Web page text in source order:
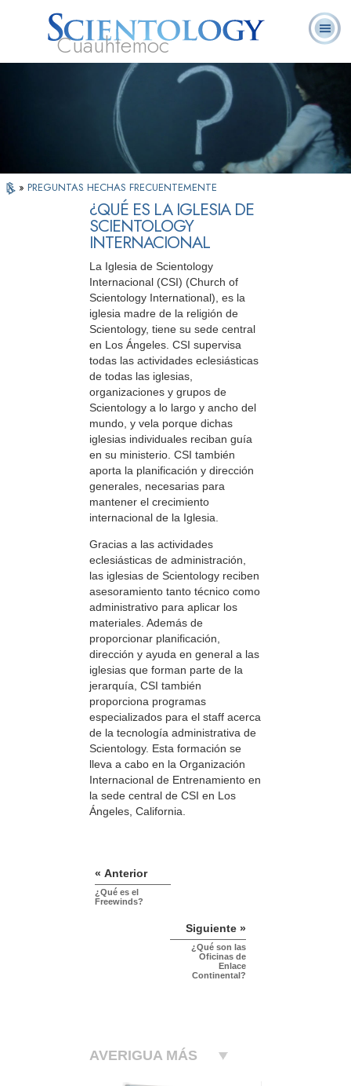
Cuauhtemoc
¿Qué es
Scientology?
Ministros
Voluntarios
Preguntas
Frecuentes
» PREGUNTAS HECHAS FRECUENTEMENTE
¿QUÉ ES LA IGLESIA DE
SCIENTOLOGY
INTERNACIONAL
La Iglesia de Scientology
Internacional (CSI) (Church of
Scientology International), es la
iglesia madre de la religión de
Scientology, tiene su sede central
en Los Ángeles. CSI supervisa
todas las actividades eclesiásticas
de todas las iglesias,
organizaciones y grupos de
Scientology a lo largo y ancho del
mundo, y vela porque dichas
iglesias individuales reciban guía
en su ministerio. CSI también
aporta la planificación y dirección
generales, necesarias para
mantener el crecimiento
internacional de la Iglesia.
Gracias a las actividades
eclesiásticas de administración,
las iglesias de Scientology reciben
asesoramiento tanto técnico como
administrativo para aplicar los
materiales. Además de
proporcionar planificación,
dirección y ayuda en general a las
iglesias que forman parte de la
jerarquía, CSI también
proporciona programas
especializados para el staff acerca
de la tecnología administrativa de
Scientology. Esta formación se
lleva a cabo en la Organización
Internacional de Entrenamiento en
la sede central de CSI en Los
Ángeles, California.
« Anterior
¿Qué es el
Freewinds?
Siguiente »
¿Qué son las
Oficinas de
Enlace
Continental?
AVERIGUA MÁS